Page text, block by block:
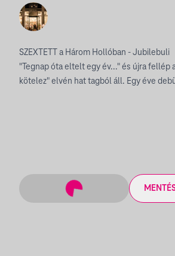
SZEXTETT a Három Hollóban - Jubilebuli
"Tegnap óta eltelt egy év..." és újra fellép
kötelez" elvén hat tagból áll. Egy éve